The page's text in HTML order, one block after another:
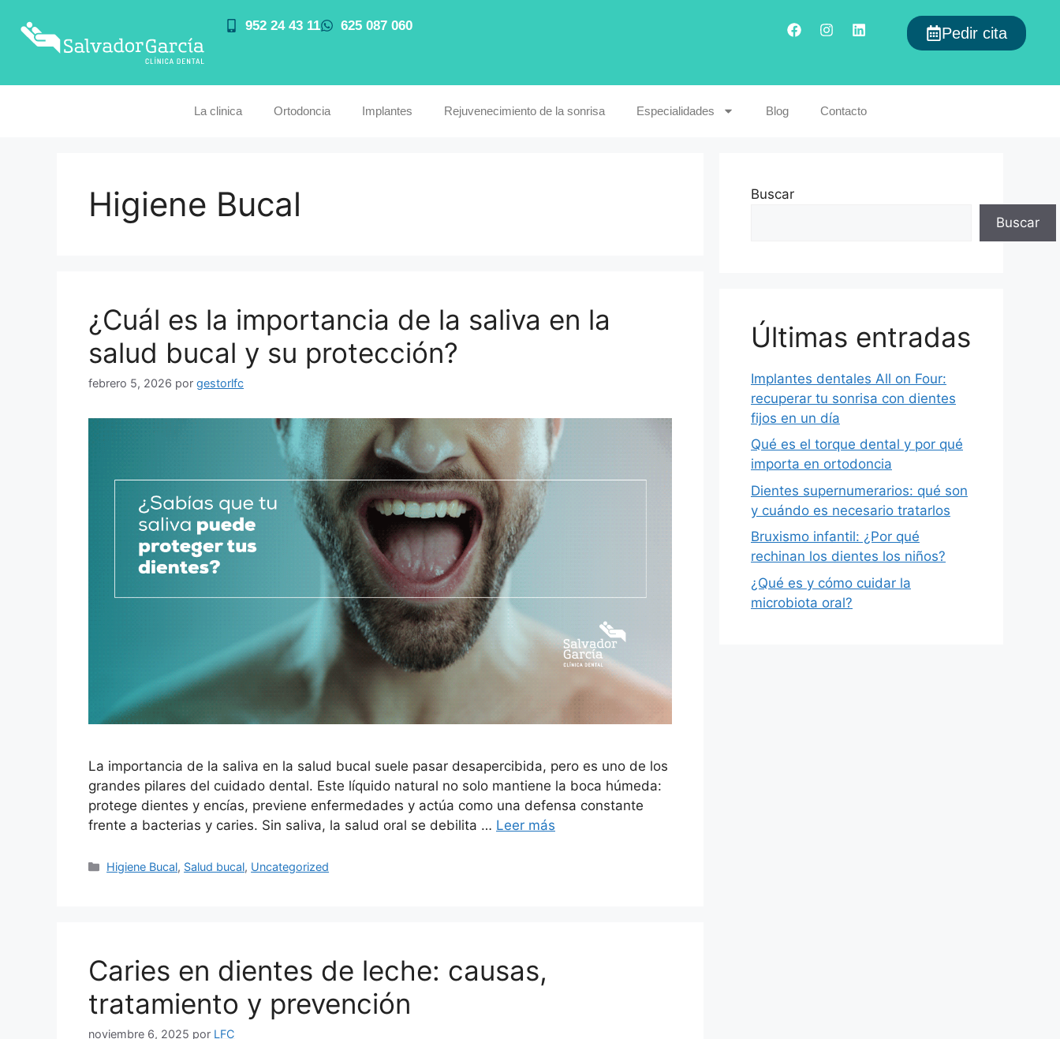
952 24 43 11 625 087 060 Pedir cita
La clinica Ortodoncia Implantes Rejuvenecimiento de la sonrisa Especialidades Blog Contacto
Higiene Bucal
¿Cuál es la importancia de la saliva en la
salud bucal y su protección?
febrero 5, 2026 por gestorlfc
La importancia de la saliva en la salud bucal suele pasar desapercibida, pero es uno de los
grandes pilares del cuidado dental. Este líquido natural no solo mantiene la boca húmeda:
protege dientes y encías, previene enfermedades y actúa como una defensa constante
frente a bacterias y caries. Sin saliva, la salud oral se debilita … Leer más
Higiene Bucal, Salud bucal, Uncategorized
Caries en dientes de leche: causas,
tratamiento y prevención
noviembre 6, 2025 por LFC
Buscar
Buscar
Últimas entradas
Implantes dentales All on Four:
recuperar tu sonrisa con dientes
fijos en un día
Qué es el torque dental y por qué
importa en ortodoncia
Dientes supernumerarios: qué son
y cuándo es necesario tratarlos
Bruxismo infantil: ¿Por qué
rechinan los dientes los niños?
¿Qué es y cómo cuidar la
microbiota oral?